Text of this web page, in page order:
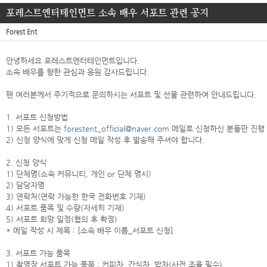
포레스트엔터테인먼트 소속 배우 서포트 관련 공지
Forest Ent
안녕하세요 포레스트엔터테인먼트입니다.
소속 배우를 향한 관심과 응원 감사드립니다.
팬 여러분께서 주기적으로 문의하시는 서포트 및 선물 관련하여 안내드립니다.
1. 서포트 신청방법
1) 모든 서포트는 forestent_official@naver.com 메일로 신청하신 분들만 진행
2) 신청 양식에 맞게 신청 메일 작성 후 발송해 주셔야 합니다.
2. 신청 양식
1) 단체명(소속 커뮤니티, 개인 or 단체 명시)
2) 담당자명
3) 연락처(연락 가능한 한국 전화번호 기재)
4) 서포트 품목 및 수량(자세히 기재)
5) 서포트 희망 일정(협의 후 확정)
* 메일 작성 시 제목 : [소속 배우 이름_서포트 신청]
3. 서포트 가능 품목
1) 촬영장 서포트 가능 품목 : 커피차, 간식차, 밥차(사전 조율 필수)